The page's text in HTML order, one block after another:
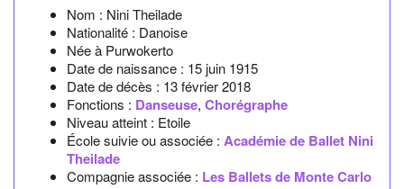
Nom : Nini Theilade
Nationalité : Danoise
Née à Purwokerto
Date de naissance : 15 juin 1915
Date de décès : 13 février 2018
Fonctions : Danseuse, Chorégraphe
Niveau atteint : Etoile
École suivie ou associée : Académie de Ballet Nini
Theilade
Compagnie associée : Les Ballets de Monte Carlo